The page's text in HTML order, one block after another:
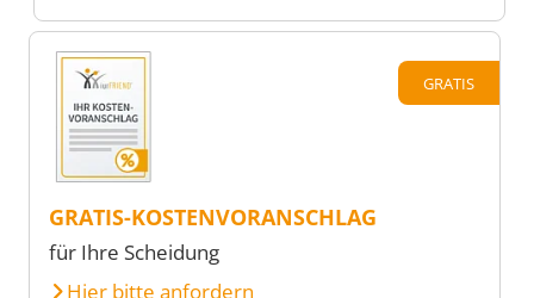
GRATIS
GRATIS-KOSTENVORANSCHLAG
für Ihre Scheidung
Hier bitte anfordern